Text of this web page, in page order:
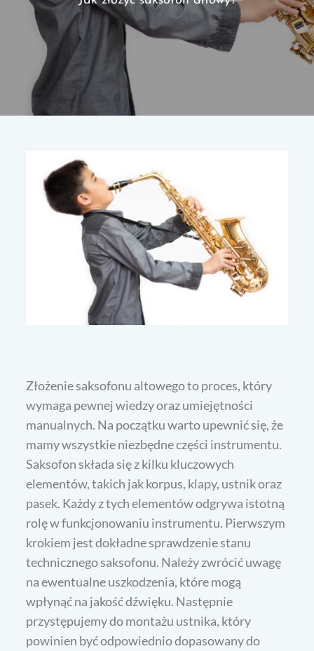
Złożenie saksofonu altowego to proces, który
wymaga pewnej wiedzy oraz umiejętności
manualnych. Na początku warto upewnić się, że
mamy wszystkie niezbędne części instrumentu.
Saksofon składa się z kilku kluczowych
elementów, takich jak korpus, klapy, ustnik oraz
pasek. Każdy z tych elementów odgrywa istotną
rolę w funkcjonowaniu instrumentu. Pierwszym
krokiem jest dokładne sprawdzenie stanu
technicznego saksofonu. Należy zwrócić uwagę
na ewentualne uszkodzenia, które mogą
wpłynąć na jakość dźwięku. Następnie
przystępujemy do montażu ustnika, który
powinien być odpowiednio dopasowany do